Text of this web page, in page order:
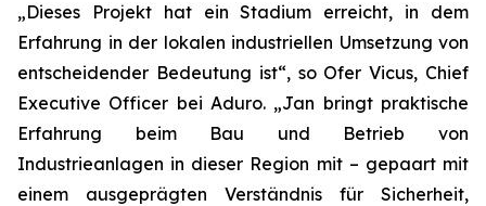
„Dieses Projekt hat ein Stadium erreicht, in dem
Erfahrung in der lokalen industriellen Umsetzung von
entscheidender Bedeutung ist“, so Ofer Vicus, Chief
Executive Officer bei Aduro. „Jan bringt praktische
Erfahrung beim Bau und Betrieb von
Industrieanlagen in dieser Region mit – gepaart mit
einem ausgeprägten Verständnis für Sicherheit,